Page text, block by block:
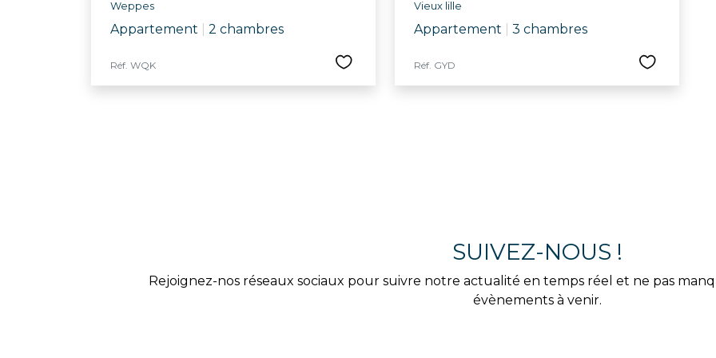
Weppes
Appartement 2 chambres
Réf. WQK
Vieux lille
Appartement 3 chambres
Réf. GYD
SUIVEZ-NOUS !
Rejoignez-nos réseaux sociaux pour suivre notre actualité en temps réel et ne pas
évènements à venir.